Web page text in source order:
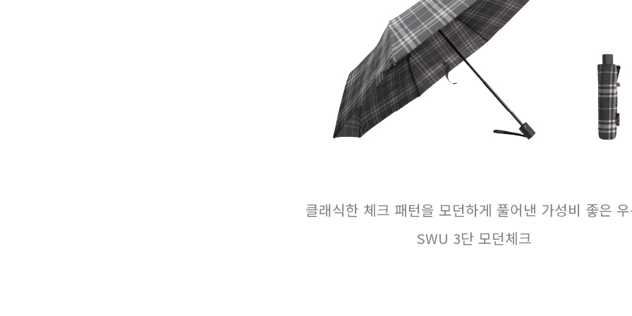
클래식한 체크 패턴을 모던하게 풀어낸 가성비 좋은
SWU 3단 모던체크